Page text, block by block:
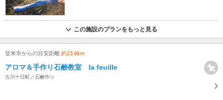
この施設のプランをもっと見る
登米市からの目安距離 約23.6km
アロマ＆手作り石鹸教室 la feuille
古川十日町／石鹸作り